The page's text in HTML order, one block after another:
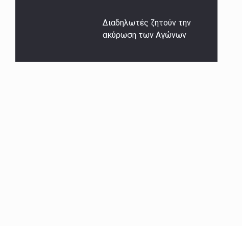
Διαδηλωτές ζητούν την
ακύρωση των Αγώνων